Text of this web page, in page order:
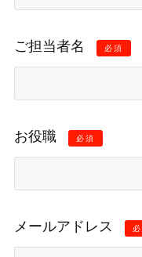
ご担当者名 必須
お役職 必須
メールアドレス